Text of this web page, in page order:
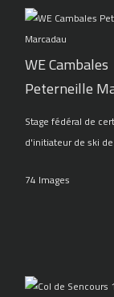
WE Cambales
Peterneille
Stage fédéral de
d'initiateur de ski
74 Images